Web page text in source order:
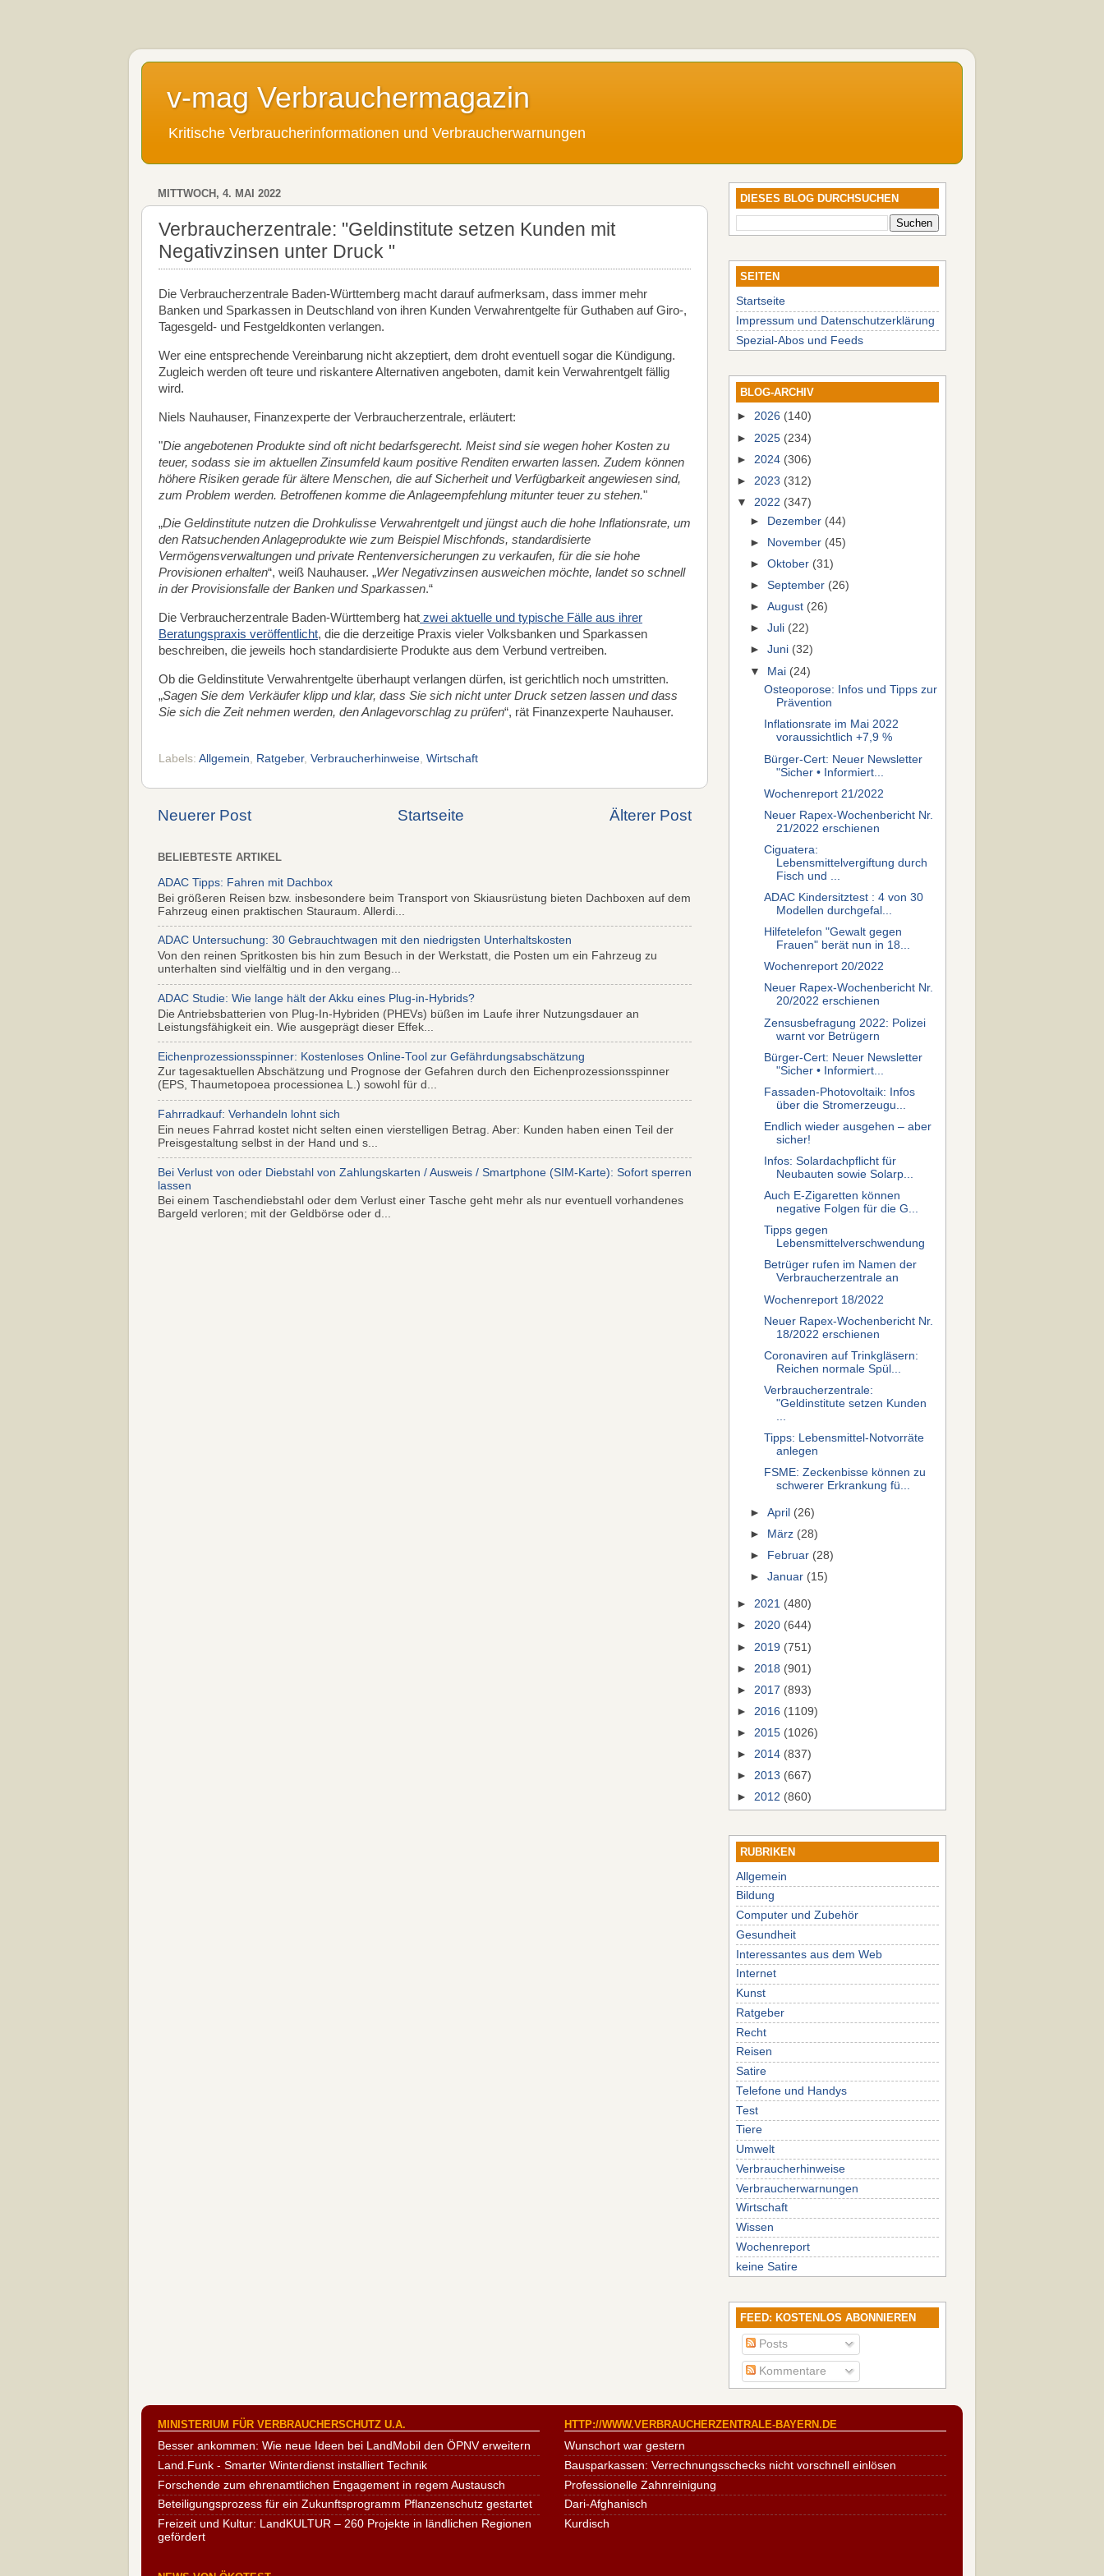
v-mag Verbrauchermagazin
Kritische Verbraucherinformationen und Verbraucherwarnungen
MITTWOCH, 4. MAI 2022
Verbraucherzentrale: "Geldinstitute setzen Kunden mit
Negativzinsen unter Druck "
Die Verbraucherzentrale Baden-Württemberg macht darauf aufmerksam, dass immer mehr
Banken und Sparkassen in Deutschland von ihren Kunden Verwahrentgelte für Guthaben auf Giro-,
Tagesgeld- und Festgeldkonten verlangen.
Wer eine entsprechende Vereinbarung nicht akzeptiert, dem droht eventuell sogar die Kündigung.
Zugleich werden oft teure und riskantere Alternativen angeboten, damit kein Verwahrentgelt fällig
wird.
Niels Nauhauser, Finanzexperte der Verbraucherzentrale, erläutert:
"Die angebotenen Produkte sind oft nicht bedarfsgerecht. Meist sind sie wegen hoher Kosten zu
teuer, sodass sie im aktuellen Zinsumfeld kaum positive Renditen erwarten lassen. Zudem können
höhere Risiken gerade für ältere Menschen, die auf Sicherheit und Verfügbarkeit angewiesen sind,
zum Problem werden. Betroffenen komme die Anlageempfehlung mitunter teuer zu stehen."
„Die Geldinstitute nutzen die Drohkulisse Verwahrentgelt und jüngst auch die hohe Inflationsrate, um
den Ratsuchenden Anlageprodukte wie zum Beispiel Mischfonds, standardisierte
Vermögensverwaltungen und private Rentenversicherungen zu verkaufen, für die sie hohe
Provisionen erhalten“, weiß Nauhauser. „Wer Negativzinsen ausweichen möchte, landet so schnell
in der Provisionsfalle der Banken und Sparkassen.“
Die Verbraucherzentrale Baden-Württemberg hat zwei aktuelle und typische Fälle aus ihrer
Beratungspraxis veröffentlicht, die die derzeitige Praxis vieler Volksbanken und Sparkassen
beschreiben, die jeweils hoch standardisierte Produkte aus dem Verbund vertreiben.
Ob die Geldinstitute Verwahrentgelte überhaupt verlangen dürfen, ist gerichtlich noch umstritten.
„Sagen Sie dem Verkäufer klipp und klar, dass Sie sich nicht unter Druck setzen lassen und dass
Sie sich die Zeit nehmen werden, den Anlagevorschlag zu prüfen“, rät Finanzexperte Nauhauser.
Labels: Allgemein Ratgeber, Verbraucherhinweise Wirtschaft
Neuerer Post Älterer Post
Startseite
BELIEBTESTE ARTIKEL
ADAC Tipps: Fahren mit Dachbox
Bei größeren Reisen bzw. insbesondere beim Transport von Skiausrüstung bieten Dachboxen auf dem
Fahrzeug einen praktischen Stauraum. Allerdi...
ADAC Untersuchung: 30 Gebrauchtwagen mit den niedrigsten Unterhaltskosten
Von den reinen Spritkosten bis hin zum Besuch in der Werkstatt, die Posten um ein Fahrzeug zu
unterhalten sind vielfältig und in den vergang...
ADAC Studie: Wie lange hält der Akku eines Plug-in-Hybrids?
Die Antriebsbatterien von Plug-In-Hybriden (PHEVs) büßen im Laufe ihrer Nutzungsdauer an
Leistungsfähigkeit ein. Wie ausgeprägt dieser Effek...
Eichenprozessionsspinner: Kostenloses Online-Tool zur Gefährdungsabschätzung
Zur tagesaktuellen Abschätzung und Prognose der Gefahren durch den Eichenprozessionsspinner
(EPS, Thaumetopoea processionea L.) sowohl für d...
Fahrradkauf: Verhandeln lohnt sich
Ein neues Fahrrad kostet nicht selten einen vierstelligen Betrag. Aber: Kunden haben einen Teil der
Preisgestaltung selbst in der Hand und s...
Bei Verlust von oder Diebstahl von Zahlungskarten / Ausweis / Smartphone (SIM-Karte): Sofort sperren
lassen
Bei einem Taschendiebstahl oder dem Verlust einer Tasche geht mehr als nur eventuell vorhandenes
Bargeld verloren; mit der Geldbörse oder d...
DIESES BLOG DURCHSUCHEN
SEITEN
Startseite
Impressum und Datenschutzerklärung
Spezial-Abos und Feeds
BLOG-ARCHIV
► 2026 (140)
► 2025 (234)
► 2024 (306)
► 2023 (312)
▼ 2022 (347)
► Dezember (44)
►
November (45)
►Oktober (31)
►September (26)
►August (26)
►Juli (22)
►Juni (32)
▼ Mai (24)
Osteoporose: Infos und Tipps zur
Prävention
Inflationsrate im Mai 2022
voraussichtlich +7,9 %
Bürger-Cert: Neuer Newsletter
"Sicher • Informiert...
Wochenreport 21/2022
Neuer Rapex-Wochenbericht Nr.
21/2022 erschienen
Ciguatera:
Lebensmittelvergiftung durch
Fisch und ...
ADAC Kindersitztest : 4 von 30
Modellen durchgefal...
Hilfetelefon "Gewalt gegen
Frauen" berät nun in 18...
Wochenreport 20/2022
Neuer Rapex-Wochenbericht Nr.
20/2022 erschienen
Zensusbefragung 2022: Polizei
warnt vor Betrügern
Bürger-Cert: Neuer Newsletter
"Sicher • Informiert...
Fassaden-Photovoltaik: Infos
über die Stromerzeugu...
Endlich wieder ausgehen – aber
sicher!
Infos: Solardachpflicht für
Neubauten sowie Solarp...
Auch E-Zigaretten können
negative Folgen für die G...
Tipps gegen
Lebensmittelverschwendung
Betrüger rufen im Namen der
Verbraucherzentrale an
Wochenreport 18/2022
Neuer Rapex-Wochenbericht Nr.
18/2022 erschienen
Coronaviren auf Trinkgläsern:
Reichen normale Spül...
Verbraucherzentrale:
"Geldinstitute setzen Kunden
Tipps: Lebensmittel-Notvorräte
anlegen
FSME: Zeckenbisse können zu
schwerer Erkrankung fü...
►April (26)
►
März (28)
►
Februar (28)
►Januar (15)
► 2021 (480)
► 2020 (644)
► 2019 (751)
► 2018 (901)
► 2017 (893)
► 2016 (1109)
► 2015 (1026)
► 2014 (837)
► 2013 (667)
► 2012 (860)
RUBRIKEN
Allgemein
Bildung
Computer und Zubehör
Gesundheit
Interessantes aus dem Web
Internet
Kunst
Ratgeber
Recht
Reisen
Satire
Telefone und Handys
Test
Tiere
Umwelt
Verbraucherhinweise
Verbraucherwarnungen
Wirtschaft
Wissen
Wochenreport
keine Satire
FEED: KOSTENLOS ABONNIEREN
Posts
Kommentare
MINISTERIUM FÜR VERBRAUCHERSCHUTZ U.A.
Besser ankommen: Wie neue Ideen bei LandMobil den ÖPNV erweitern
Land.Funk - Smarter Winterdienst installiert Technik
Forschende zum ehrenamtlichen Engagement in regem Austausch
Beteiligungsprozess für ein Zukunftsprogramm Pflanzenschutz gestartet
Freizeit und Kultur: LandKULTUR – 260 Projekte in ländlichen Regionen
gefördert
HTTP://WWW.VERBRAUCHERZENTRALE-BAYERN.DE
Wunschort war gestern
Bausparkassen: Verrechnungsschecks nicht vorschnell einlösen
Professionelle Zahnreinigung
Dari-Afghanisch
Kurdisch